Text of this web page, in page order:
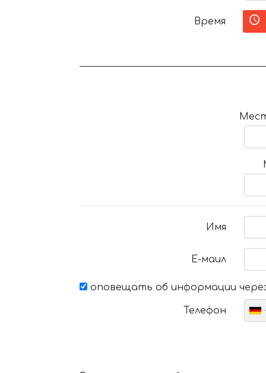
Время
Имя
Е-маил
оповещать об информации
Телефон